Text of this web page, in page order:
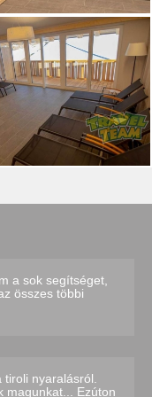
a sok segítséget,
összes többi
tiroli nyaralásról.
magunkat... Ezúton